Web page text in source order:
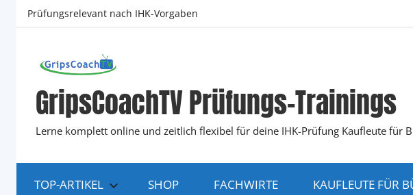
Zum
Prüfungsrelevant nach IHK-Vorgaben
GripsCoachTV Prüfungs-Trainings
Lerne komplett online und zeitlich flexibel für deine IHK-Prüfung Kaufleute für
TOP-ARTIKEL SHOP FACHWIRTE KAUFLEUTE FÜR